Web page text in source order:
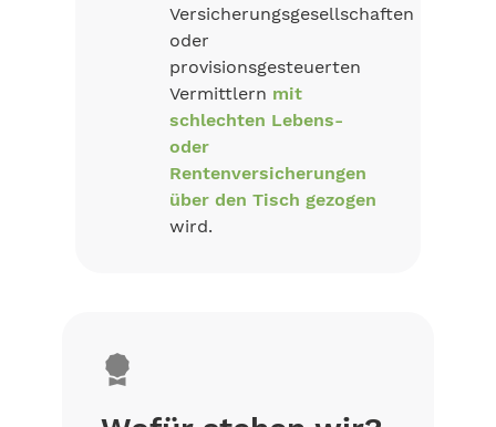
Versicherungsgesellschaften
oder
provisionsgesteuerten
Vermittlern mit
schlechten Lebens-
oder
Rentenversicherungen
über den Tisch gezogen
wird.